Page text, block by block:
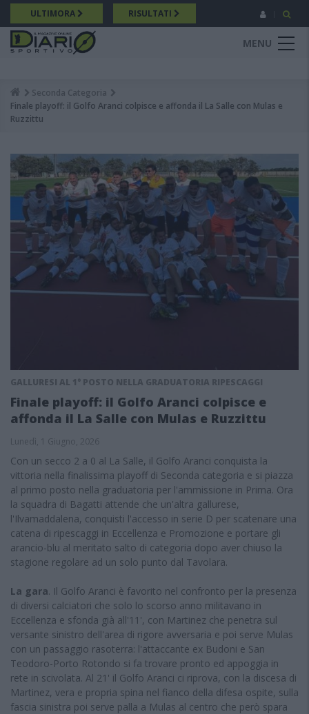
Salta
al
contenuto
principale
ULTIMORA RISULTATI
MENU
Breadcrumb
Seconda Categoria
Finale playoff: il Golfo Aranci colpisce e affonda il La Salle con Mulas e
Ruzzittu
GALLURESI AL 1° POSTO NELLA GRADUATORIA RIPESCAGGI
Finale playoff: il Golfo Aranci colpisce e
affonda il La Salle con Mulas e Ruzzittu
Lunedì, 1 Giugno, 2026
Con un secco 2 a 0 al La Salle, il Golfo Aranci conquista la
vittoria nella finalissima playoff di Seconda categoria e si piazza
al primo posto nella graduatoria per l'ammissione in Prima. Ora
la squadra di Bagatti attende che un'altra gallurese,
l'Ilvamaddalena, conquisti l'accesso in serie D per scatenare una
catena di ripescaggi in Eccellenza e Promozione e portare gli
arancio-blu al meritato salto di categoria dopo aver chiuso la
stagione regolare ad un solo punto dal Tavolara.
La gara. Il Golfo Aranci è favorito nel confronto per la presenza
di diversi calciatori che solo lo scorso anno militavano in
Eccellenza e sfonda già all'11', con Martinez che penetra sul
versante sinistro dell'area di rigore avversaria e poi serve Mulas
con un passaggio rasoterra: l'attaccante ex Budoni e San
Teodoro-Porto Rotondo si fa trovare pronto ed appoggia in
rete in scivolata. Al 21' il Golfo Aranci ci riprova, con la discesa di
Martinez, vera e propria spina nel fianco della difesa ospite, sulla
fascia sinistra poi serve palla a Mulas al centro che però spara